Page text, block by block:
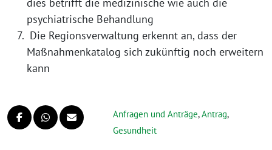
psychiatrische Behandlung
Die Regionsverwaltung erkennt an, dass der
Maßnahmenkatalog sich zukünftig noch erweitern
kann
Anfragen und Anträge,Antrag,
Gesundheit